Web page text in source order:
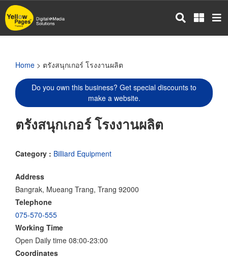
Skip
to
main
Home > ตรังสนุกเกอร์ โรงงานผลิต
Do you own this business? Get special discounts to
make a website.
ตรังสนุกเกอร์ โรงงานผลิต
Category : Billiard Equipment
Address
Bangrak, Mueang Trang, Trang 92000
Telephone
075-570-555
Working Time
Open Daily time 08:00-23:00
Coordinates